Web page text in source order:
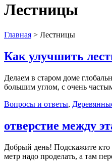
Лестницы
Главная > Лестницы
Как улучшить
Делаем в старом доме
большим углом, с очень
Вопросы и ответы,
отверстие между
Добрый день! Подскажите кто
метр надо проделать, а там